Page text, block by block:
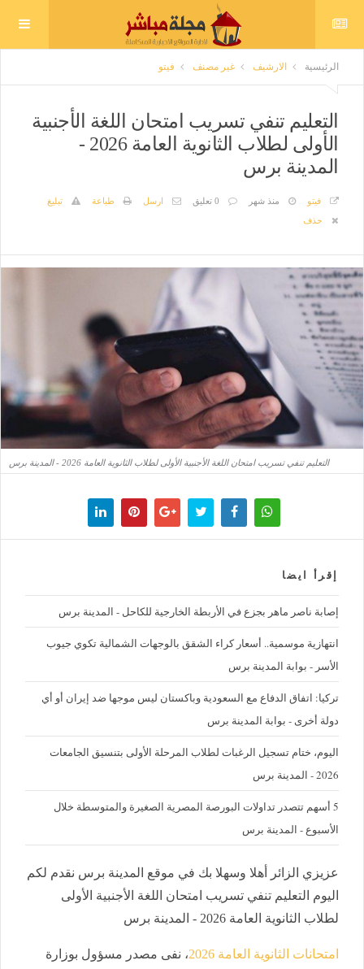
الرئيسية الارشيف غير مصنف فيتو
التعليم تنفي تسريب امتحان اللغة الأجنبية
الأولى لطلاب الثانوية العامة 2026 -
المدينة برس
فيتو منذ شهر 0 تعليق ارسل طباعة
تبليغ
حذف
التعليم تنفي تسريب امتحان اللغة الأجنبية الأولى لطلاب الثانوية العامة 2026 - المدينة برس
إقرأ ايضا
إصابة ناصر ماهر بجزع في الأربطة الخارجية للكاحل - المدينة برس
‪انتهازية موسمية.. أسعار كراء الشقق بالوجهات الشمالية تكوي جيوب
الأسر - بوابة المدينة برس
تركيا: اتفاق الدفاع مع السعودية وباكستان ليس موجها ضد إيران أو أي
دولة أخرى - بوابة المدينة برس
اليوم، ختام تسجيل الرغبات لطلاب المرحلة الأولى بتنسيق الجامعات
2026 - المدينة برس
5 أسهم تتصدر تداولات البورصة المصرية الصغيرة والمتوسطة خلال
الأسبوع - المدينة برس
عزيزي الزائر أهلا وسهلا بك في موقع المدينة برس نقدم لكم
اليوم التعليم تنفي تسريب امتحان اللغة الأجنبية الأولى
لطلاب الثانوية العامة 2026 - المدينة برس
امتحانات الثانوية العامة 2026
، نفى مصدر مسؤول بوزارة